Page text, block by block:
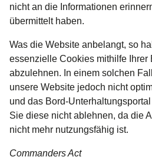
nicht an die Informationen
übermittelt haben.
Was die Website anbelangt, so
essenzielle Cookies mithilfe Ihrer
abzulehnen. In einem solchen
unsere Website jedoch nicht
und das Bord-
Sie diese nicht ablehnen, da die
nicht mehr nutzungsfähig ist.
Commanders Act